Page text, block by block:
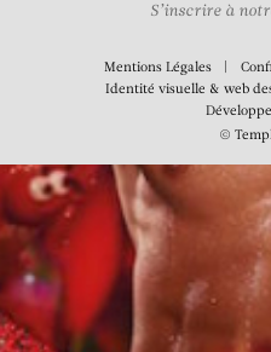
S’inscrire à
Mentions Légales
Identité visuelle & web
©